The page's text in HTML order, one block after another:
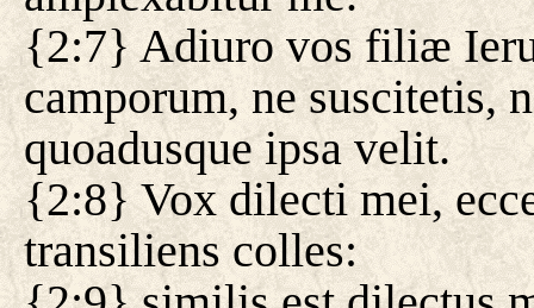
{2:7} Adiuro vos filiæ
camporum, ne suscitetis,
quoadusque ipsa velit.
{2:8} Vox dilecti mei,
transiliens colles: